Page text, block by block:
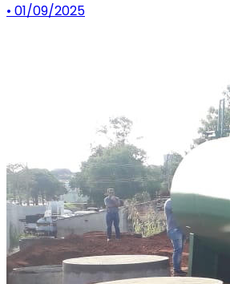
• 01/09/2025